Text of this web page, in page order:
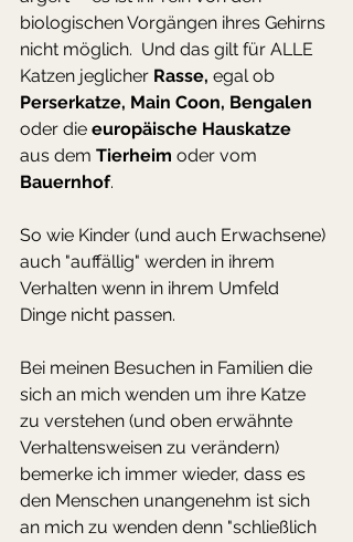
biologischen Vorgängen ihres Gehirns
nicht möglich.  Und das gilt für ALLE
Katzen jeglicher Rasse, egal ob
Perserkatze, Main Coon, Bengalen
oder die europäische Hauskatze
aus dem Tierheim oder vom
Bauernhof.
So wie Kinder (und auch Erwachsene)
auch "auffällig" werden in ihrem
Verhalten wenn in ihrem Umfeld
Dinge nicht passen.
Bei meinen Besuchen in Familien die
sich an mich wenden um ihre Katze
zu verstehen (und oben erwähnte
Verhaltensweisen zu verändern)
bemerke ich immer wieder, dass es
den Menschen unangenehm ist sich
an mich zu wenden denn "schließlich